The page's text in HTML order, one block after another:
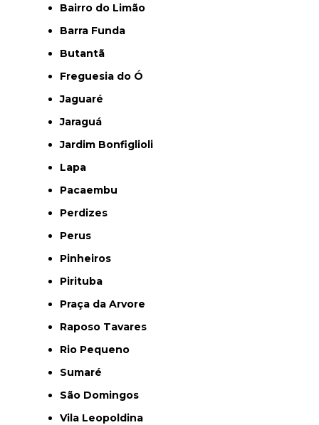
Bairro do Limão
Barra Funda
Butantã
Freguesia do Ó
Jaguaré
Jaraguá
Jardim Bonfiglioli
Lapa
Pacaembu
Perdizes
Perus
Pinheiros
Pirituba
Praça da Arvore
Raposo Tavares
Rio Pequeno
Sumaré
São Domingos
Vila Leopoldina